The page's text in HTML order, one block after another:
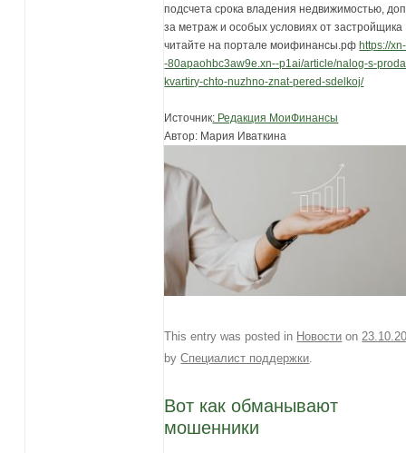
подсчета срока владения недвижимостью,
за метраж и особых условиях от
читайте на портале моифинансы.рф https://xn-
-80apaohbc3aw9e.xn--p1ai/article/nalog-s-
kvartiry-chto-nuzhno-znat-pered-sdelkoj/
Источник: Редакция МоиФинансы
Автор: Мария Иваткина
This entry was posted in Новости on
byСпециалист поддержки.
Вот как обманывают
мошенники